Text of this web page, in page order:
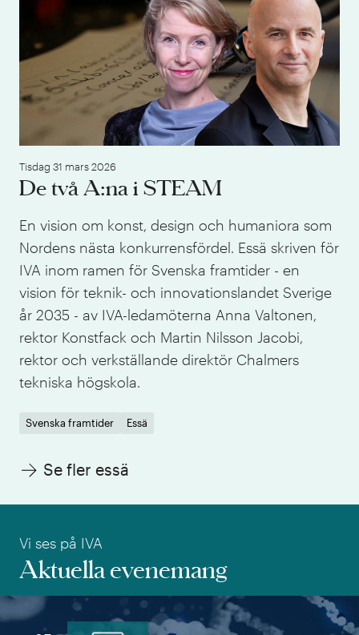
Tisdag 31 mars 2026
De två A:na i STEAM
En vision om konst, design och humaniora som
Nordens nästa konkurrensfördel. Essä skriven för
IVA inom ramen för Svenska framtider - en
vision för teknik- och innovationslandet Sverige
år 2035 - av IVA-ledamöterna Anna Valtonen,
rektor Konstfack och Martin Nilsson Jacobi,
rektor och verkställande direktör Chalmers
tekniska högskola.
Svenska framtider Essä
Se fler essä
Vi ses på IVA
Aktuella evenemang